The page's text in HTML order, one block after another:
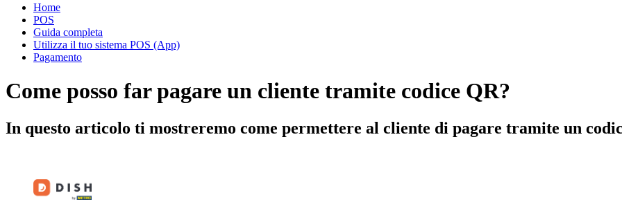
Home
POS
Guida completa
Utilizza il tuo sistema POS (App)
Pagamento
Come posso far pagare un cliente tramite codice QR?
In questo articolo ti mostreremo come permettere al cliente di pagare tramite un